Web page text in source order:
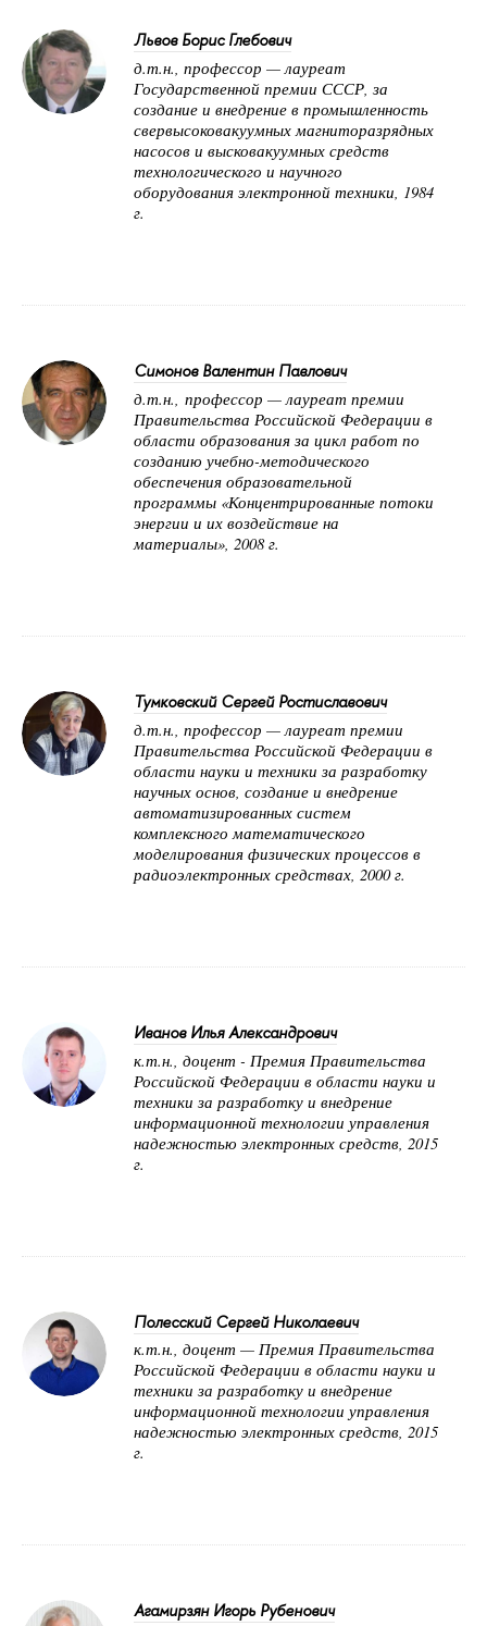
Львов Борис Глебович
д.т.н., профессор — лауреат
Государственной премии СССР, за
создание и внедрение в промышленность
свервысоковакуумных магниторазрядных
насосов и высковакуумных средств
технологического и научного
оборудования электронной техники, 1984
г.
Симонов Валентин Павлович
д.т.н., профессор — лауреат премии
Правительства Российской Федерации в
области образования за цикл работ по
созданию учебно-методического
обеспечения образовательной
программы «Концентрированные потоки
энергии и их воздействие на
материалы», 2008 г.
Тумковский Сергей Ростиславович
д.т.н., профессор — лауреат премии
Правительства Российской Федерации в
области науки и техники за разработку
научных основ, создание и внедрение
автоматизированных систем
комплексного математического
моделирования физических процессов в
радиоэлектронных средствах, 2000 г.
Иванов Илья Александрович
к.т.н., доцент - Премия Правительства
Российской Федерации в области науки и
техники за разработку и внедрение
информационной технологии управления
надежностью электронных средств, 2015
г.
Полесский Сергей Николаевич
к.т.н., доцент — Премия Правительства
Российской Федерации в области науки и
техники за разработку и внедрение
информационной технологии управления
надежностью электронных средств, 2015
г.
Агамирзян Игорь Рубенович